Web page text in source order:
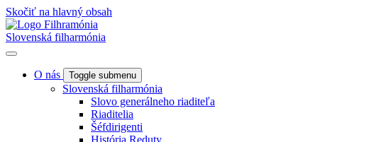
Skočiť na hlavný obsah
Slovenská filharmónia
O nás Toggle submenu
Slovenská filharmónia
Slovo generálneho riaditeľa
Riaditelia
Šéfdirigenti
História Reduty